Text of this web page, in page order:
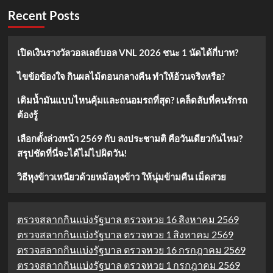
ลับ
ให้
นาน
Recent Posts
เปิดเงินรางวัลวอลเลย์บอล VNL 2026 ชนะ 1 นัดได้กี่บาท?
ไขข้อข้องใจ กินผลไม้ตอนกลางคืน ทำให้อ้วนจริงหรือ?
เติมน้ำมันแบบไหนคุ้มและถนอมรถที่สุด? เคล็ดลับที่คนรักรถ
ต้องรู้
เลือกตั้งล่วงหน้า 2569 กับ ลงประชามติ คือวันเดียวกันไหม?
สรุปชัดที่นี่จะได้ไม่ไปผิดวัน!
วิธีหุงข้าวเหนียวด้วยหม้อหุงข้าว ให้นุ่มข้ามคืน เม็ดสวย
ตรวจสลากกินแบ่งรัฐบาล ตรวจหวย 16 สิงหาคม 2569
ตรวจสลากกินแบ่งรัฐบาล ตรวจหวย 1 สิงหาคม 2569
ตรวจสลากกินแบ่งรัฐบาล ตรวจหวย 16 กรกฎาคม 2569
ตรวจสลากกินแบ่งรัฐบาล ตรวจหวย 1 กรกฎาคม 2569